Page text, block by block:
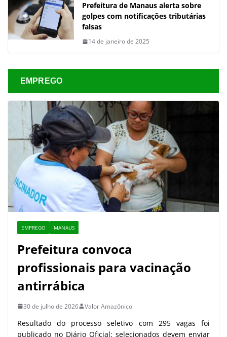
Prefeitura de Manaus alerta sobre
golpes com notificações tributárias
falsas
14 de janeiro de 2025
EMPREGO
EMPREGO MANAUS
Prefeitura convoca
profissionais para vacinação
antirrábica
30 de julho de 2026 Valor Amazônico
Resultado do processo seletivo com 295 vagas foi
publicado no Diário Oficial; selecionados devem enviar